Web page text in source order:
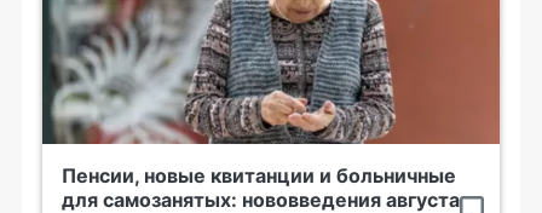
Пенсии, новые квитанции и больничные
для самозанятых: нововведения августа